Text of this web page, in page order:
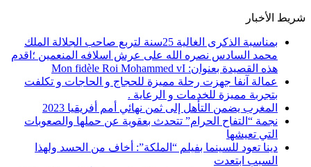
شريط الأخبار
بمناسبة الذكرى الغالية 25سنة لتربع صاحب الجلالة الملك
محمد السادس نصره الله على عرش اسلافه المنعمين ؛اقدم
هذه القصيدة بعنوان: Mon fidèle Roi Mohammed vI
عمالة آنفا جهزت رحلة مميزة للحجاج و الحاجات و تكلفت
بتجربة مميزة للخدمات و الرعاية .
المغرب يضمن التأهل إلى ثمن نهائي أمم أفريقيا 2023
نجمة “التفاح الحرام” تتحدث بعقوية عن حملها والصعوبات
التي تعيشها
دينا تعود للسينما بفيلم “الملكة”: أخاف من الحسد ولهذا
السبب ابتعدت